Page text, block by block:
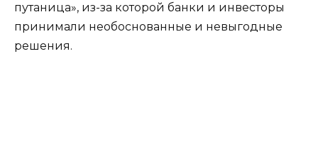
путаница», из-за которой банки и инвесторы
принимали необоснованные и невыгодные
решения.